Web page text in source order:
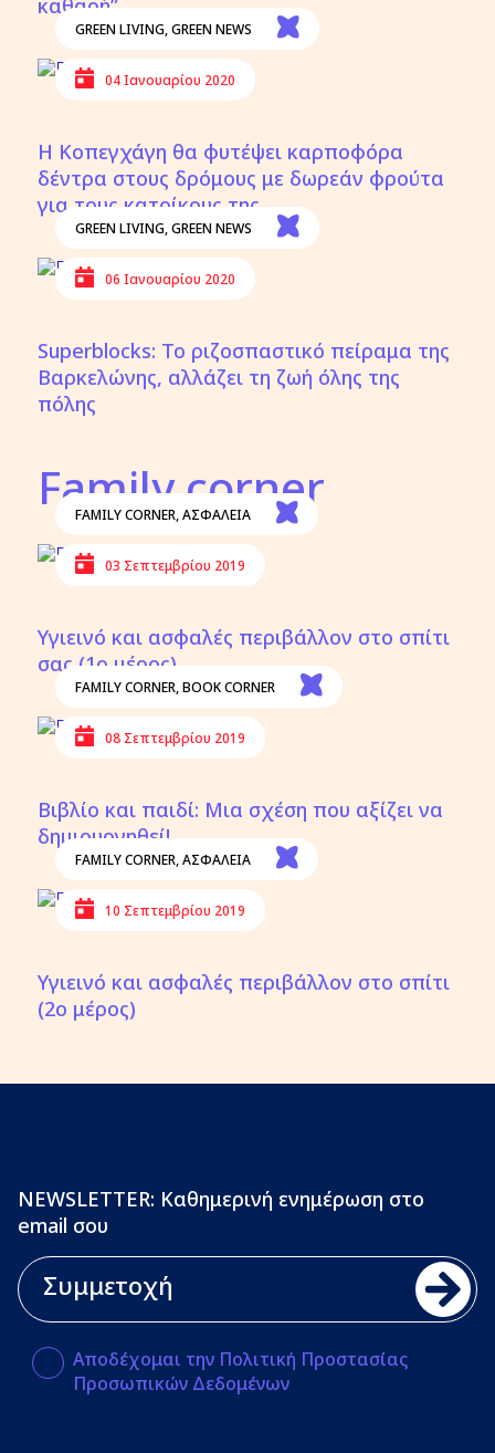
καθαρή”
GREEN LIVING,GREEN NEWS
04 Ιανουαρίου 2020
Η Κοπεγχάγη θα φυτέψει καρποφόρα
δέντρα στους δρόμους με δωρεάν φρούτα
για τους κατοίκους της
GREEN LIVING,GREEN NEWS
06 Ιανουαρίου 2020
Superblocks: Το ριζοσπαστικό πείραμα της
Βαρκελώνης, αλλάζει τη ζωή όλης της
πόλης
Family corner
FAMILY CORNER,ΑΣΦΑΛΕΙΑ
03 Σεπτεμβρίου 2019
Υγιεινό και ασφαλές περιβάλλον στο σπίτι
σας (1ο μέρος)
FAMILY CORNER,BOOK CORNER
08 Σεπτεμβρίου 2019
Βιβλίο και παιδί: Μια σχέση που αξίζει να
δημιουργηθεί!
FAMILY CORNER,ΑΣΦΑΛΕΙΑ
10 Σεπτεμβρίου 2019
Υγιεινό και ασφαλές περιβάλλον στο σπίτι
(2ο μέρος)
NEWSLETTER: Καθημερινή ενημέρωση στο
email σου
Αποδέχομαι την Πολιτική Προστασίας
Προσωπικών Δεδομένων